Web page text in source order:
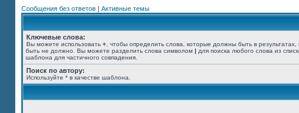
Сообщения без ответов | Активные темы
Ключевые слова:
Вы можете использовать + , чтобы определить слова, которые должны быть в результатах,
быть не должно. Вы можете разделить слова символом | для поиска любого слова из
шаблона для частичного совпадения.
Поиск по автору:
Используйте * в качестве шаблона.